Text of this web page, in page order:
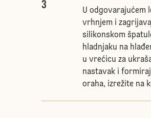
3
U odgovarajućem
vrhnjem i
silikonskom
hladnjaku na
u vrećicu za
nastavak i
oraha, izrežite na